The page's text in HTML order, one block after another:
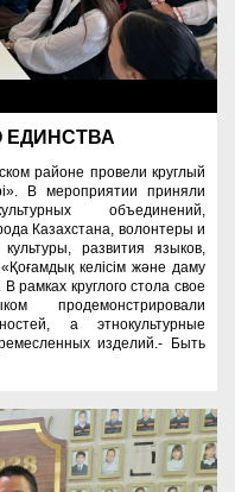
районе провели круглый
В мероприятии приняли
объединений,
Казахстана, волонтеры и
развития языков,
келісім және даму
рамках круглого стола свое
продемонстрировали
а этнокультурные
изделий.- Быть